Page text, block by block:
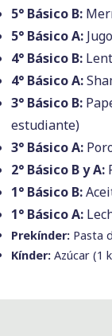
5° Básico B:
5° Básico A:
4° Básico B:
4° Básico A:
3° Básico B:
estudiante)
3° Básico A:
2° Básico B y A:
1° Básico B:
1° Básico A:
Prekínder: Pasta
Kínder: Azúcar (1